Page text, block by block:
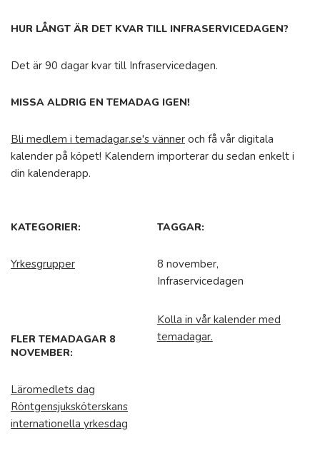
HUR LÅNGT ÄR DET KVAR TILL INFRASERVICEDAGEN?
Det är 90 dagar kvar till Infraservicedagen.
MISSA ALDRIG EN TEMADAG IGEN!
Bli medlem i temadagar.se's vänner och få vår digitala
kalender på köpet! Kalendern importerar du sedan enkelt i
din kalenderapp.
KATEGORIER:
Yrkesgrupper
TAGGAR:
8 november,
Infraservicedagen
FLER TEMADAGAR 8
NOVEMBER:
Läromedlets dag
Röntgensjuksköterskans
internationella yrkesdag
Kolla in vår kalender med
temadagar.